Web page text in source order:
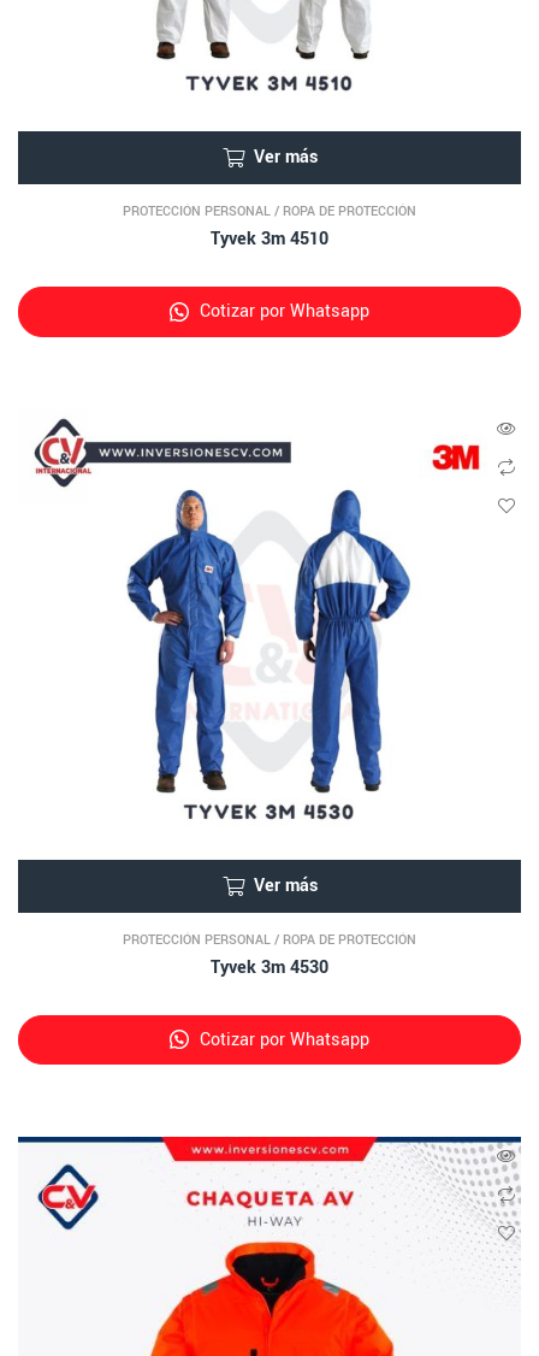
Ver más
PROTECCIÓN PERSONAL / ROPA DE PROTECCIÓN
Tyvek 3m 4510
Cotizar por Whatsapp
Ver más
PROTECCIÓN PERSONAL / ROPA DE PROTECCIÓN
Tyvek 3m 4530
Cotizar por Whatsapp